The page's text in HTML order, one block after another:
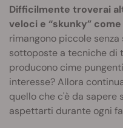
Difficilmente troverai
veloci e “skunky” come
rimangono piccole
sottoposte a tecniche di
producono cime
interesse? Allora
quello che c'è da sapere
aspettarti durante ogni